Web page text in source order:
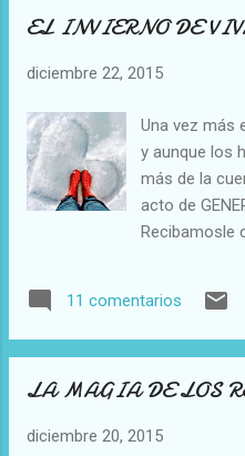
anidan
práctica algo
no arruinará
ORO
AGRADABLE
Fuente vídeo:
aquí
EL INVIERNO DE
diciembre 22, 2015
Una vez más
y aunque los
más de la
acto de
Recibamosle
agradecidos,
AMIG@S y
energía Y ved
11 comentarios
LA MAGIA DE LOS
diciembre 20, 2015